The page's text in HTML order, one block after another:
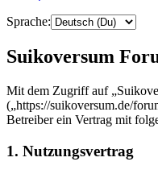
Sprache:
Suikoversum
Mit dem Zugriff auf
(„https://suikoversum.de/
Betreiber ein Vertrag mit
1. Nutzungsvertrag